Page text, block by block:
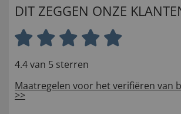
DIT ZEGGEN ONZE
4.4 van 5 sterren
Maatregelen voor het verifiëren van
>>